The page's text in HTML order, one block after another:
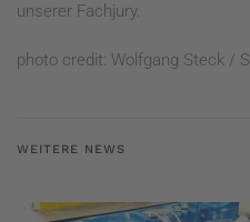
unserer Fachjury.
photo credit: Wolfgang Steck /
WEITERE NEWS